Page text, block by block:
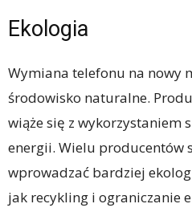
Ekologia
Wymiana telefonu na nowy
środowisko naturalne.
wiąże się z wykorzystaniem
energii. Wielu producentów
wprowadzać bardziej
jak recykling i ograniczanie